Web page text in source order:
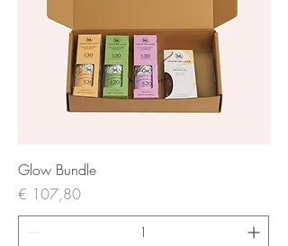
Glow Bundle
Prijs
€ 107,80